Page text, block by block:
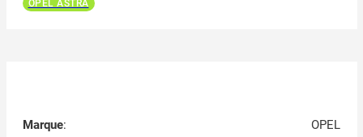
OPEL ASTRA
Marque:
OPEL